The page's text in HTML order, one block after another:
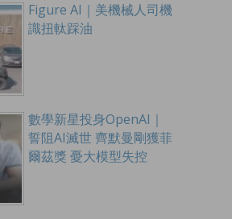
Figure AI｜美機械人司機
識扭軚踩油
數學新星投身OpenAI｜
誓阻AI滅世 齊默曼剛獲菲
爾茲獎 憂大模型失控